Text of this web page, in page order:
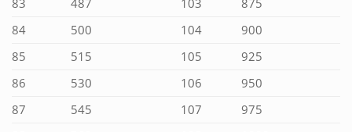
84
500 104
900
85
515 105
925
86
530 106
950
87
545 107
975